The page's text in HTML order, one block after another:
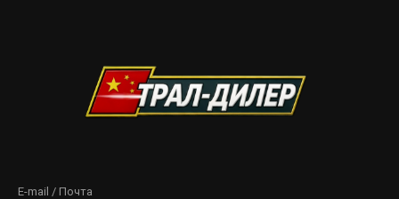
E-mail / Почта